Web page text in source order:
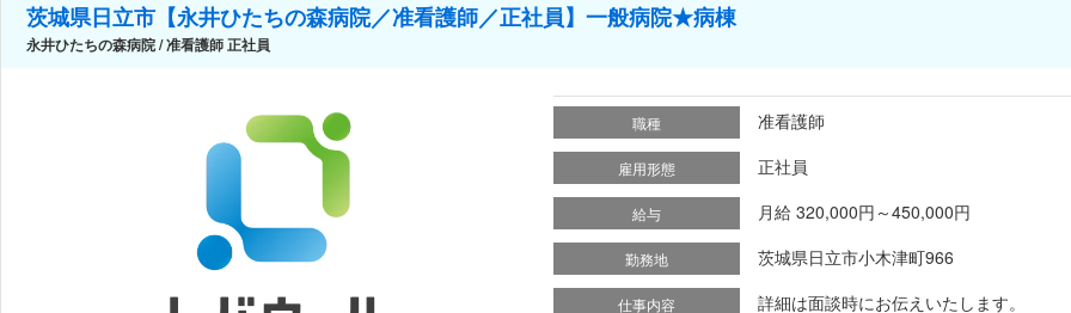
茨城県日立市【永井ひたちの森病院／准看護師／正社員】一般病院★病棟
永井ひたちの森病院 / 准看護師 正社員
職種 准看護師
雇用形態 正社員
給与 月給 320,000円～450,000円
勤務地 茨城県日立市小木津町966
仕事内容 詳細は面談時にお伝えいたします。